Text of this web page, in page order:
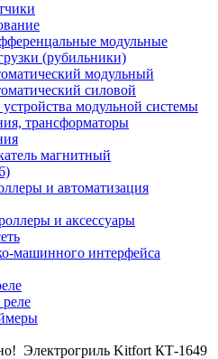
модульные
(рубильники)
модульный
силовой
модульной системы
трансформаторы
магнитный
и автоматизация
и аксессуары
машинного интерфейса
Электрогриль Kitfort КТ-1649